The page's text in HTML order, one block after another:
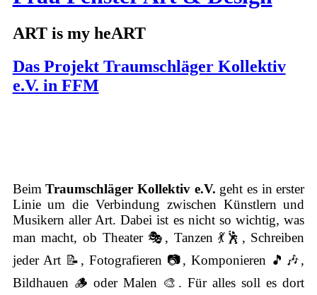
ART is my heART
Das Projekt Traumschläger Kollektiv
e.V. in FFM
BeimTraumschläger Kollektiv e.V. geht es in erster
Linie um die Verbindung zwischen Künstlern und
Musikern aller Art. Dabei ist es nicht so wichtig, was
man macht, ob Theater 🎭, Tanzen 💃🕺, Schreiben
jeder Art 📝, Fotografieren 📷, Komponieren 🎵🎶,
Bildhauen 🪵 oder Malen 🎨. Für alles soll es dort